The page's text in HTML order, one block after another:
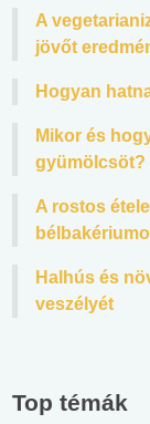
A
jövőt
Hogyan
Mikor és
gyümölcsöt?
A rostos
Halhús és
veszélyét
Top témák